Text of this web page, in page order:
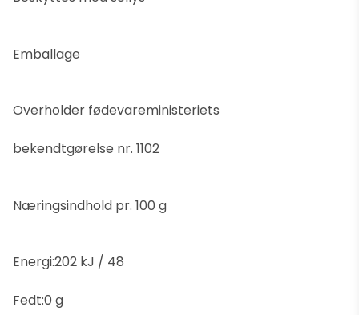
Emballage
Overholder fødevareministeriets
bekendtgørelse nr. 1102
Næringsindhold pr. 100 g
Energi:202 kJ / 48
Fedt:0 g